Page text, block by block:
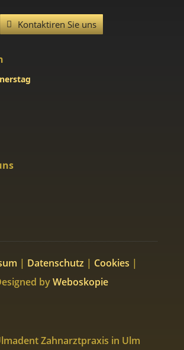
Kontaktiren Sie uns
| Datenschutz | Cookies |
byWeboskopie
Zahnarztpraxis in Ulm